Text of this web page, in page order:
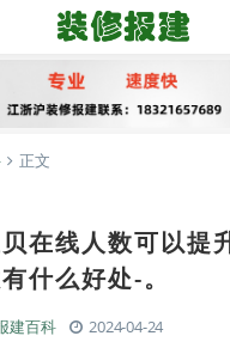
正文
在线人数可以提
什么好处-。
建百科 2024-04-24